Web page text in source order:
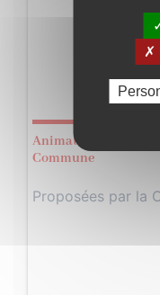
Animations sportives
Commune
Proposées par la
✗